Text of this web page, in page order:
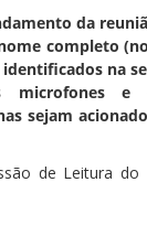
da
completo
na
e
sejam
de Leitura do